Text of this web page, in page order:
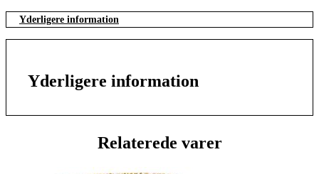
Yderligere information
Yderligere information
Relaterede varer